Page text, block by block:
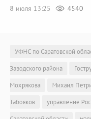
8 июля 13:25
4540
УФНС по Саратовской
Заводского района
Мохрякова
Михаил
Табояков
управление